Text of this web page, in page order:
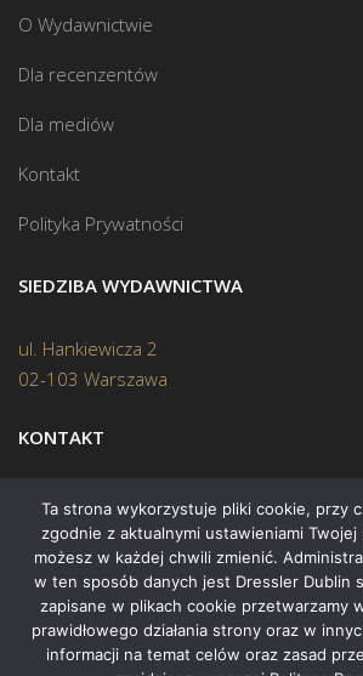
O Wydawnictwie
Dla recenzentów
Dla mediów
Kontakt
Polityka Prywatności
SIEDZIBA WYDAWNICTWA
ul. Hankiewicza 2
02-103 Warszawa
KONTAKT
Biuro: (22) 45 70 402
Mail:biuro@swiatksiazki.pl
Ta strona wykorzystuje pliki cookie, przy
zgodnie z aktualnymi ustawieniami
możesz w każdej chwili zmienić.
w ten sposób danych jest Dressler Dublin
zapisane w plikach cookie przetwarzamy
prawidłowego działania strony oraz w
informacji na temat celów oraz zasad